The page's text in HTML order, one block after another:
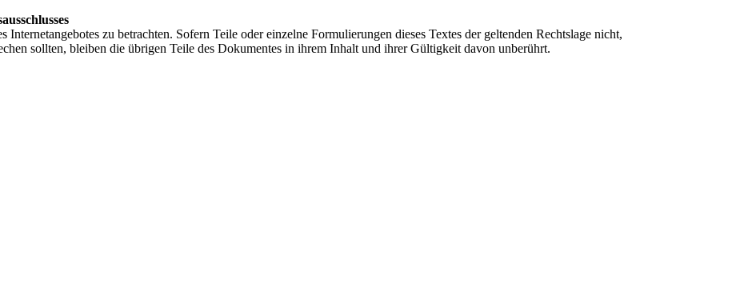
Internetangebotes zu betrachten. Sofern Teile oder einzelne Formulierungen dieses Textes der geltenden Rechtslage nicht,
sollten, bleiben die übrigen Teile des Dokumentes in ihrem Inhalt und ihrer Gültigkeit davon unberührt.